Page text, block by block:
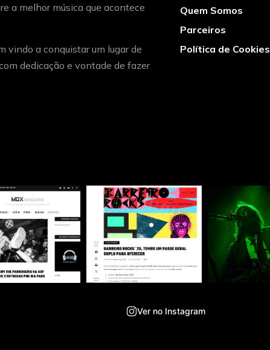
a melhor música que acontece
vindo a conquistar um lugar de
dedicação e vontade de fazer
Quem Somos
Parceiros
Política de Cookies
Ver no Instagram